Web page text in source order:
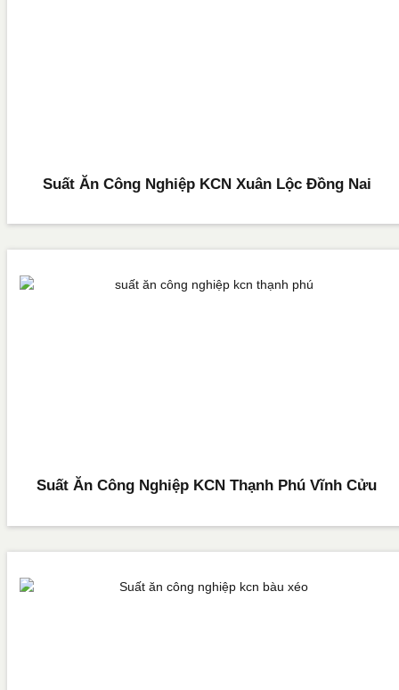
Suất Ăn Công Nghiệp KCN Xuân Lộc Đồng Nai
Suất Ăn Công Nghiệp KCN Thạnh Phú Vĩnh Cửu